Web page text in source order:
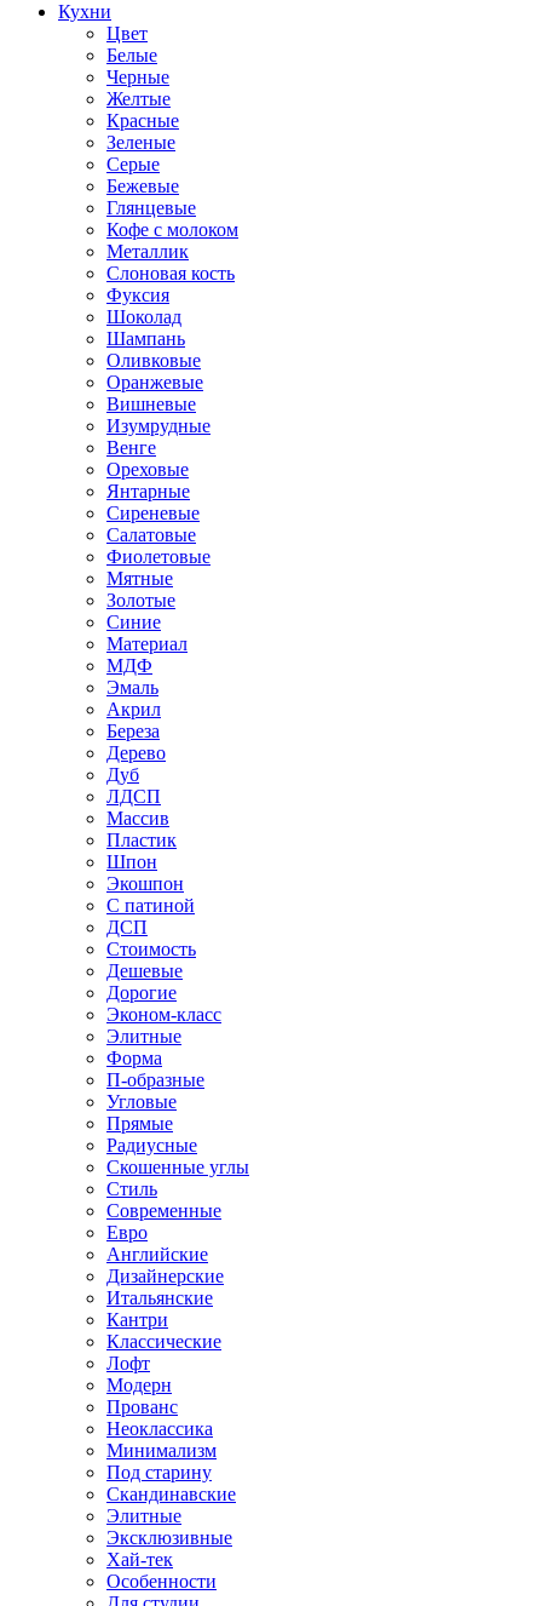
Кухни
Цвет
Белые
Черные
Желтые
Красные
Зеленые
Серые
Бежевые
Глянцевые
Кофе с молоком
Металлик
Слоновая кость
Фуксия
Шоколад
Шампань
Оливковые
Оранжевые
Вишневые
Изумрудные
Венге
Ореховые
Янтарные
Сиреневые
Салатовые
Фиолетовые
Мятные
Золотые
Синие
Материал
МДФ
Эмаль
Акрил
Береза
Дерево
Дуб
ЛДСП
Массив
Пластик
Шпон
Экошпон
С патиной
ДСП
Стоимость
Дешевые
Дорогие
Эконом-класс
Элитные
Форма
П-образные
Угловые
Прямые
Радиусные
Скошенные углы
Стиль
Современные
Евро
Английские
Дизайнерские
Итальянские
Кантри
Классические
Лофт
Модерн
Прованс
Неоклассика
Минимализм
Под старину
Скандинавские
Элитные
Эксклюзивные
Хай-тек
Особенности